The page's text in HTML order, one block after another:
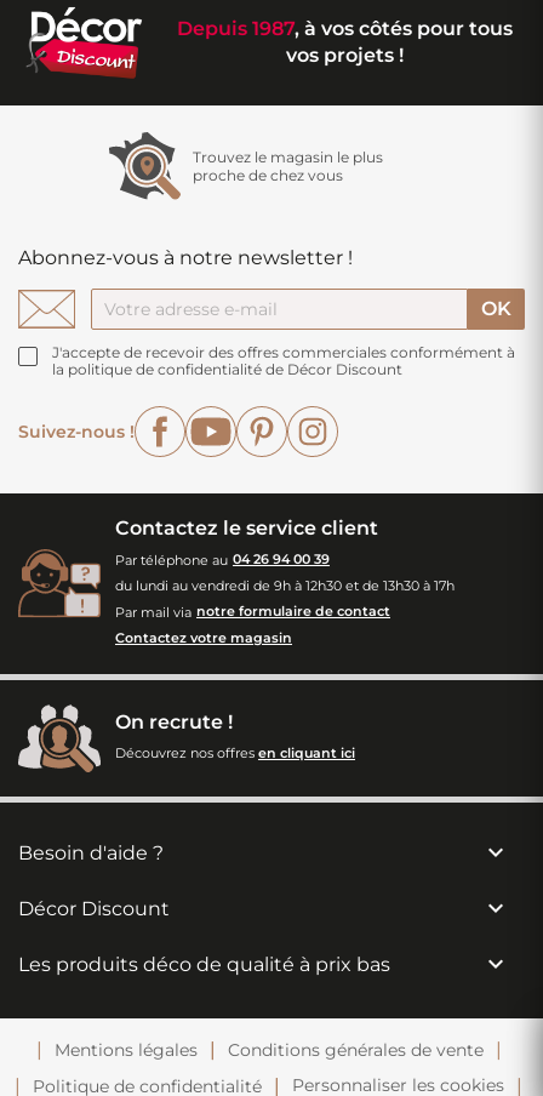
Depuis 1987, à vos côtés pour tous
vos projets !
Trouvez le magasin le plus
proche de chez vous
Abonnez-vous à notre newsletter !
J'accepte de recevoir des offres commerciales conformément à
la politique de confidentialité de Décor Discount
Suivez-nous !
FacebookYouTubePinterest
Contactez le service client
Par téléphone au 04 26 94 00 39
du lundi au vendredi de 9h à 12h30 et de 13h30 à 17h
Par mail via notre formulaire de contact
Contactez votre magasin
On recrute !
Découvrez nos offres en cliquant ici
Besoin d'aide ? 
Décor Discount 
Les produits déco de qualité à prix bas 
Mentions légales
Conditions générales de vente
Politique de confidentialité
Personnaliser les cookies